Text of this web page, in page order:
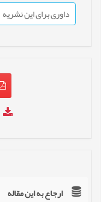
داوری برای این نشریه
PDF
ارجاع به این مقاله